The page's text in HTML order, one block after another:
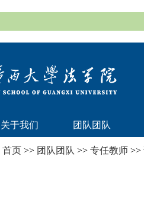
关于我们 团队团队
首页 >> 团队团队 >> 专任教师 >>